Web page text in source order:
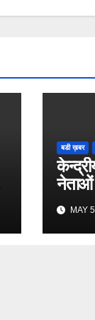
बडी ख़बर
नेताओं
MAY